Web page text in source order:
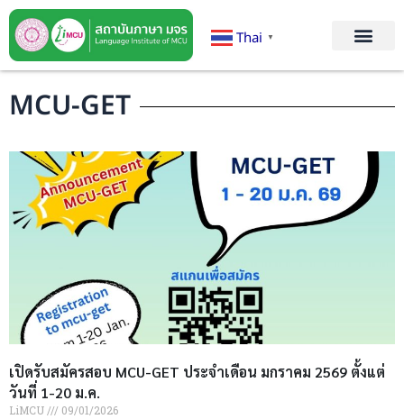
Thai ▼
MCU-GET
เปิดรับสมัครสอบ MCU-GET ประจำเดือน มกราคม 2569 ตั้งแต่
วันที่ 1-20 ม.ค.
LiMCU 09/01/2026